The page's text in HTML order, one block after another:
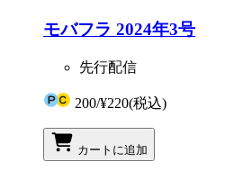
モバフラ 2024年3号
先行配信
200/¥220(税込)
カートに追加